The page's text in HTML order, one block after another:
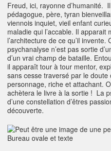
Freud, ici, rayonne d’humanité.
pédagogue, père, tyran
viennois inquiet, vieil enfant
maladie qui l’accable. Il
l’architecture de ce qu’il
psychanalyse n’est pas sortie
d’un vrai champ de bataille.
il apparaît tour à tour mentor,
sans cesse traversé par le doute
personnage, riche et attachant.
achètera le livre à la sortie ! La
d’une constellation d’êtres
découverte.